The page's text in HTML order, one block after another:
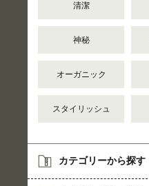
清潔
神秘
オーガニック
スタイリッシュ
カテゴリーから探す